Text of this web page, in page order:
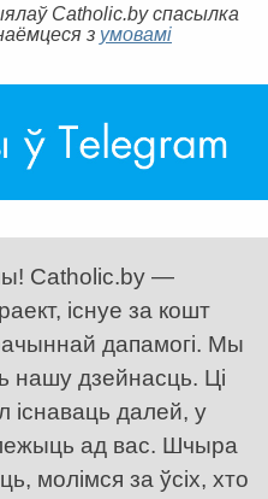
Catholic.by спасылка
з умовамі
Catholic.by —
існуе за кошт
дапамогі. Мы
нашу дзейнасць. Ці
існаваць далей, у
ад вас. Шчыра
молімся за ўсіх, хто